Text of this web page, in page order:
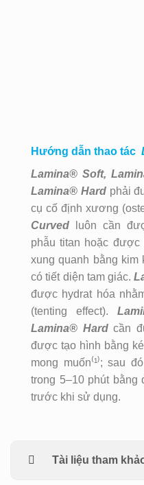
Hướng dẫn thao tác
Lamina® Soft,
Lamina® Hardphải
cụ cố định xương
Curved luôn cần
phẫu titan hoặc
xung quanh bằng kim
có tiết diện tam giác.
được hydrat hóa
(tenting effect).
Lamina® Hard cần
được tạo hình bằng
mong muốn⁽¹⁾; sau
trong 5–10 phút bằng
trước khi sử dụng.
Tài liệu tham